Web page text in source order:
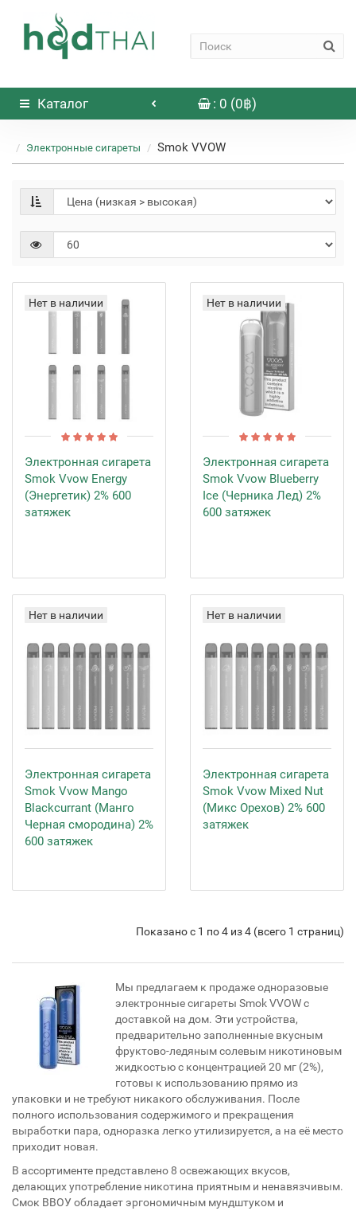
Каталог : 0 (0฿)
Электронные сигареты Smok VVOW
Нет в наличии
Электронная сигарета
Smok Vvow Energy
(Энергетик) 2% 600
затяжек
Нет в наличии
Электронная сигарета
Smok Vvow Blueberry
Ice (Черника Лед) 2%
600 затяжек
Нет в наличии
Электронная сигарета
Smok Vvow Mango
Blackcurrant (Манго
Черная смородина) 2%
600 затяжек
Нет в наличии
Электронная сигарета
Smok Vvow Mixed Nut
(Микс Орехов) 2% 600
затяжек
Показано с 1 по 4 из 4 (всего 1 страниц)
Мы предлагаем к продаже одноразовые
электронные сигареты Smok VVOW с
доставкой на дом. Эти устройства,
предварительно заполненные вкусным
фруктово-ледяным солевым никотиновым
жидкостью с концентрацией 20 мг (2%),
готовы к использованию прямо из
упаковки и не требуют никакого обслуживания. После
полного использования содержимого и прекращения
выработки пара, одноразка легко утилизируется, а на её место
приходит новая.
В ассортименте представлено 8 освежающих вкусов,
делающих употребление никотина приятным и ненавязчивым.
Смок ВВОУ обладает эргономичным мундштуком и